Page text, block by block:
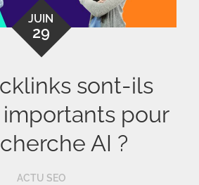
JUIN
29
sont-ils
pour
AI ?
ACTU SEO